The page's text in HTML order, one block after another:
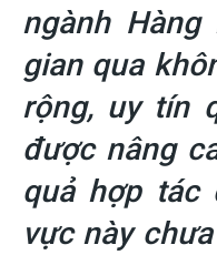
ngành
gian qua
rộng, uy tín
được nâng
quả hợp tác
vực này